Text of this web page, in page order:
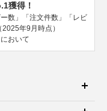
獲得！
数」「注文件数」「レビ
年9月時点）
おいて